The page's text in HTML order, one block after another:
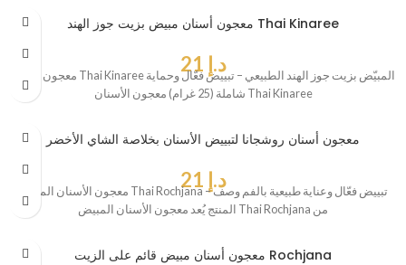
معجون أسنان مبيض بزيت جوز الهند Thai Kinaree
د.إ
معجون أسنان Thai Kinaree المبيّض بزيت جوز الهند الطبيعي – تبييض فعّال وحماية
شاملة (25 غرام) معجون الأسنان Thai Kinaree
معجون أسنان روشجانا لتبييض الأسنان بخلاصة الشاي الأخضر
د.إ
معجون الأسنان المبيض Thai Rochjana – تبييض فعّال وعناية طبيعية بالفم وصف
المنتج يُعد معجون الأسنان المبيض Thai Rochjana من
معجون أسنان مبيض قائم على الزيت Rochjana